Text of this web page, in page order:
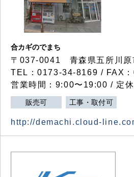
合カギのでまち
〒037-0041 青森県五所川原
TEL：0173-34-8169 / FAX
営業時間：9:00〜19:00 / 定休
販売可 工事・取付可
http://demachi.cloud-